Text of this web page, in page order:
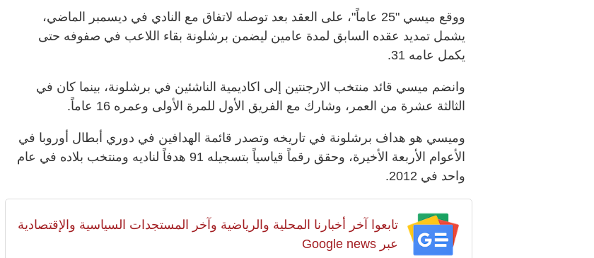
ووقع ميسي "25 عاماً"، على العقد بعد توصله لاتفاق مع النادي في ديسمبر الماضي،
يشمل تمديد عقده السابق لمدة عامين ليضمن برشلونة بقاء اللاعب في صفوفه حتى
يكمل عامه 31.
وانضم ميسي قائد منتخب الارجنتين إلى اكاديمية الناشئين في برشلونة، بينما كان في
الثالثة عشرة من العمر، وشارك مع الفريق الأول للمرة الأولى وعمره 16 عاماً.
وميسي هو هداف برشلونة في تاريخه وتصدر قائمة الهدافين في دوري أبطال أوروبا في
الأعوام الأربعة الأخيرة، وحقق رقماً قياسياً بتسجيله 91 هدفاً لناديه ومنتخب بلاده في عام
واحد في 2012.
تابعوا آخر أخبارنا المحلية والرياضية وآخر المستجدات السياسية والإقتصادية
عبر Google news